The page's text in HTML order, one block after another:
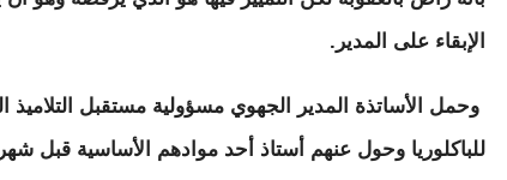
الإبقاء على المدير.
وحمل الأساتذة المدير الجهوي مسؤولية مستقبل التلاميذ
للباكلوريا وحول عنهم أستاذ أحد موادهم الأساسية قبل